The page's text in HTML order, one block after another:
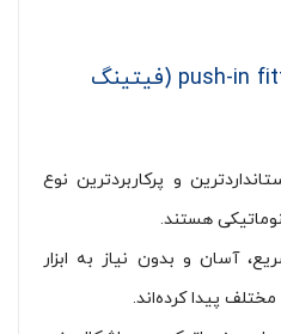
1-اتصالات فشاری push-in fittings (فیتینگ
و پرکاربردترین نوع
هستند.
آسان و بدون نیاز به ابزار
پیدا کرده‌اند.